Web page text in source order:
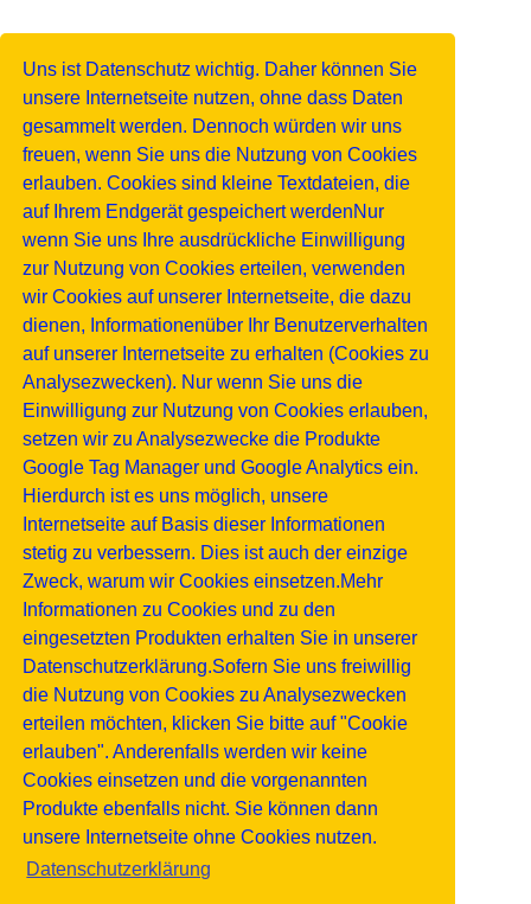
Uns ist Datenschutz wichtig. Daher können Sie
unsere Internetseite nutzen, ohne dass Daten
gesammelt werden. Dennoch würden wir uns
freuen, wenn Sie uns die Nutzung von Cookies
erlauben. Cookies sind kleine Textdateien, die
auf Ihrem Endgerät gespeichert werdenNur
wenn Sie uns Ihre ausdrückliche Einwilligung
zur Nutzung von Cookies erteilen, verwenden
wir Cookies auf unserer Internetseite, die dazu
dienen, Informationenüber Ihr Benutzerverhalten
auf unserer Internetseite zu erhalten (Cookies zu
Analysezwecken). Nur wenn Sie uns die
Einwilligung zur Nutzung von Cookies erlauben,
setzen wir zu Analysezwecke die Produkte
Google Tag Manager und Google Analytics ein.
Hierdurch ist es uns möglich, unsere
Internetseite auf Basis dieser Informationen
stetig zu verbessern. Dies ist auch der einzige
Zweck, warum wir Cookies einsetzen.Mehr
Informationen zu Cookies und zu den
eingesetzten Produkten erhalten Sie in unserer
Datenschutzerklärung.Sofern Sie uns freiwillig
die Nutzung von Cookies zu Analysezwecken
erteilen möchten, klicken Sie bitte auf "Cookie
erlauben". Anderenfalls werden wir keine
Cookies einsetzen und die vorgenannten
Produkte ebenfalls nicht. Sie können dann
unsere Internetseite ohne Cookies nutzen.
Datenschutzerklärung